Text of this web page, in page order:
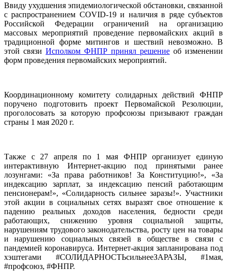
Ввиду ухудшения эпидемиологической обстановки, связанной
с распространением COVID-19 и наличия в ряде субъектов
Российской Федерации ограничений на организацию
массовых мероприятий проведение первомайских акций в
традиционной форме митингов и шествий невозможно. В
этой связи Исполком ФНПР принял решение об изменении
форм проведения первомайских мероприятий.
Координационному комитету солидарных действий ФНПР
поручено подготовить проект Первомайской Резолюции,
проголосовать за которую профсоюзы призывают граждан
страны 1 мая 2020 г.
Также с 27 апреля по 1 мая ФНПР организует единую
интерактивную Интернет-акцию под принятыми ранее
лозунгами: «За права работников! За Конституцию!», «За
индексацию зарплат, за индексацию пенсий работающим
пенсионерам!», «Солидарность сильнее заразы!». Участники
этой акции в социальных сетях выразят свое отношение к
падению реальных доходов населения, бедности среди
работающих, снижению уровня социальной защиты,
нарушениям трудового законодательства, росту цен на товары
и нарушению социальных связей в обществе в связи с
пандемией коронавируса. Интернет-акция запланирована под
хэштегами #СОЛИДАРНОСТЬсильнееЗАРАЗЫ, #1мая,
#профсоюз, #ФНПР.